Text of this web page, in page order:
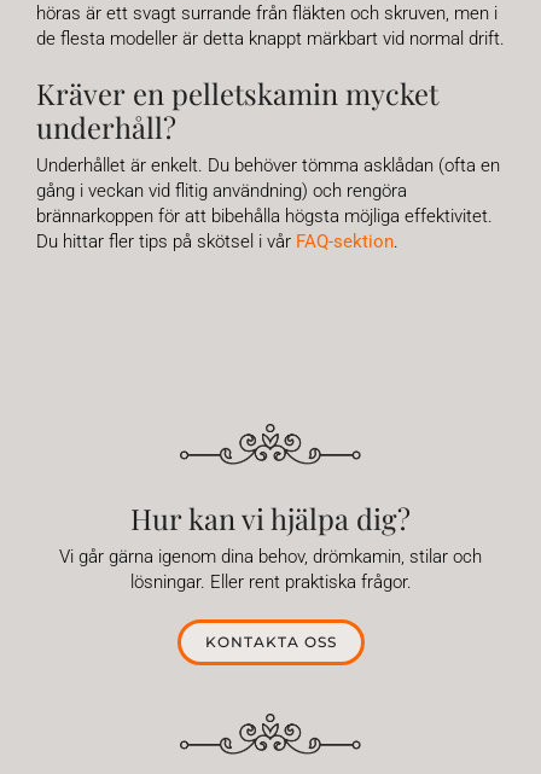
höras är ett svagt surrande från fläkten och skruven, men i
de flesta modeller är detta knappt märkbart vid normal drift.
Kräver en pelletskamin mycket
underhåll?
Underhållet är enkelt. Du behöver tömma asklådan (ofta en
gång i veckan vid flitig användning) och rengöra
brännarkoppen för att bibehålla högsta möjliga effektivitet.
Du hittar fler tips på skötsel i vår FAQ-sektion.
Hur kan vi hjälpa dig?
Vi går gärna igenom dina behov, drömkamin, stilar och
lösningar. Eller rent praktiska frågor.
KONTAKTA OSS